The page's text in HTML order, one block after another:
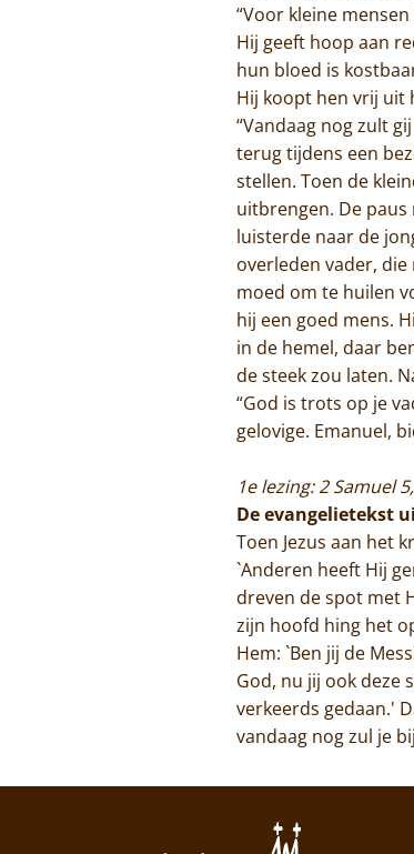
“Voor kleine
Hij geeft hoop aan
hun bloed is
Hij koopt hen vrij uit
“Vandaag nog zult
terug tijdens een
stellen. Toen de
uitbrengen. De
luisterde naar de
overleden vader, die
moed om te huilen
hij een goed mens.
in de hemel, daar
de steek zou laten.
“God is trots op je
gelovige. Emanuel,
1e lezing: 2 Samuel
De evangelietekst
Toen Jezus aan het
`Anderen heeft Hij
dreven de spot met
zijn hoofd hing het
Hem: `Ben jij de
God, nu jij ook deze
verkeerds gedaan.'
vandaag nog zul je